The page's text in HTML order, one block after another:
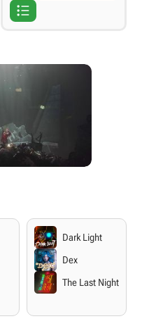

Dark Light
Dex
The Last Night